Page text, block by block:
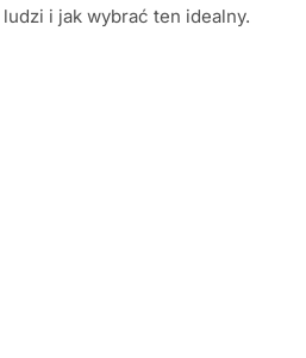
i jak wybrać ten idealny.